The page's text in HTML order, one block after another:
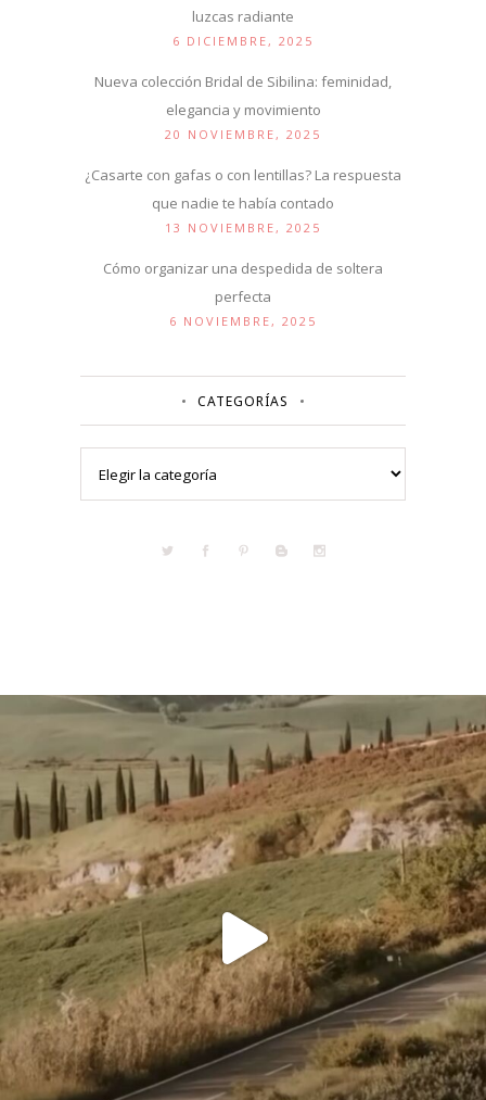
luzcas radiante
6 DICIEMBRE, 2025
Nueva colección Bridal de Sibilina: feminidad,
elegancia y movimiento
20 NOVIEMBRE, 2025
¿Casarte con gafas o con lentillas? La respuesta
que nadie te había contado
13 NOVIEMBRE, 2025
Cómo organizar una despedida de soltera
perfecta
6 NOVIEMBRE, 2025
CATEGORÍAS